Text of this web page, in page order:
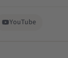
YouTube